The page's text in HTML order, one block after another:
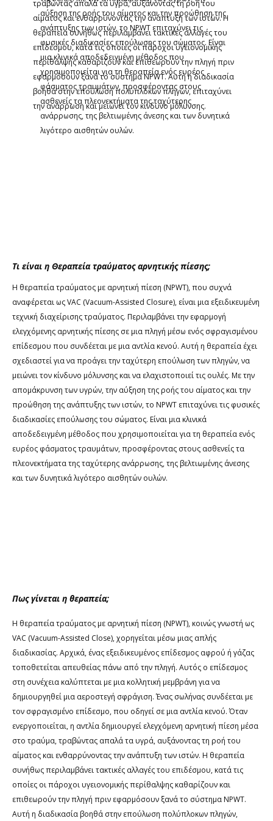
αύξηση της ροής του αίματος και την προώθηση της
ανάπτυξης των ιστών, το NPWT επιταχύνει τις
φυσικές διαδικασίες επούλωσης του σώματος. Είναι
μια κλινικά αποδεδειγμένη μέθοδος που
χρησιμοποιείται για τη θεραπεία ενός ευρέος
φάσματος τραυμάτων, προσφέροντας στους
ασθενείς τα πλεονεκτήματα της ταχύτερης
ανάρρωσης, της βελτιωμένης άνεσης και των δυνητικά
λιγότερο αισθητών ουλών.
τραβώντας απαλά τα υγρά, αυξάνοντας τη ροή του
αίματος και ενθαρρύνοντας την ανάπτυξη των ιστών. Η
θεραπεία συνήθως περιλαμβάνει τακτικές αλλαγές του
επιδέσμου, κατά τις οποίες οι πάροχοι υγειονομικής
περίθαλψης καθαρίζουν και επιθεωρούν την πληγή πριν
εφαρμόσουν ξανά το σύστημα NPWT. Αυτή η διαδικασία
βοηθά στην επούλωση πολύπλοκων πληγών, επιταχύνει
την ανάρρωση και μειώνει τον κίνδυνο μόλυνσης.
​Τι είναι η Θεραπεία τραύματος αρνητικής πίεσης;
​Η θεραπεία τραύματος με αρνητική πίεση (NPWT), που συχνά
αναφέρεται ως VAC (Vacuum-Assisted Closure), είναι μια εξειδικευμένη
τεχνική διαχείρισης τραύματος. Περιλαμβάνει την εφαρμογή
ελεγχόμενης αρνητικής πίεσης σε μια πληγή μέσω ενός σφραγισμένου
επίδεσμου που συνδέεται με μια αντλία κενού. Αυτή η θεραπεία έχει
σχεδιαστεί για να προάγει την ταχύτερη επούλωση των πληγών, να
μειώνει τον κίνδυνο μόλυνσης και να ελαχιστοποιεί τις ουλές. Με την
απομάκρυνση των υγρών, την αύξηση της ροής του αίματος και την
προώθηση της ανάπτυξης των ιστών, το NPWT επιταχύνει τις φυσικές
διαδικασίες επούλωσης του σώματος. Είναι μια κλινικά
αποδεδειγμένη μέθοδος που χρησιμοποιείται για τη θεραπεία ενός
ευρέος φάσματος τραυμάτων, προσφέροντας στους ασθενείς τα
πλεονεκτήματα της ταχύτερης ανάρρωσης, της βελτιωμένης άνεσης
και των δυνητικά λιγότερο αισθητών ουλών.
​Πως γίνεται η θεραπεία;
​Η θεραπεία τραύματος με αρνητική πίεση (NPWT), κοινώς γνωστή ως
VAC (Vacuum-Assisted Close), χορηγείται μέσω μιας απλής
διαδικασίας. Αρχικ​ά, ένας εξειδικευμένος επίδεσμος αφρού ή γάζας
τοποθετείται απευθείας πάνω από την πληγή. Αυτός ο επίδεσμος
στη συνέχεια καλύπτεται με μια κολλητική μεμβράνη για να
δημιουργηθεί μια αεροστεγή σφράγιση. Ένας σωλήνας συνδέεται με
τον σφραγισμένο επίδεσμο, που οδηγεί σε μια αντλία κενού. Όταν
ενεργοποιείται, η αντλία δημιουργεί ελεγχόμενη αρνητική πίεση μέσα
στο τραύμα, τραβώντας απαλά τα υγρά, αυξάνοντας τη ροή του
αίματος και ενθαρρύνοντας την ανάπτυξη των ιστών. Η θεραπεία
συνήθως περιλαμβάνει τακτικές αλλαγές του επιδέσμου, κατά τις
οποίες οι πάροχοι υγειονομικής περίθαλψης καθαρίζουν και
επιθεωρούν την πληγή πριν εφαρμόσουν ξανά το σύστημα NPWT.
Αυτή η διαδικασία βοηθά στην επούλωση πολύπλοκων πληγών,